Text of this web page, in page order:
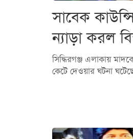
সাবেক
ন্যাড়া করল
সিদ্ধিরগঞ্জ এলাকায়
কেটে দেওয়ার ঘটনা